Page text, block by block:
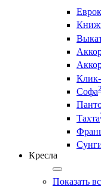
Софа2
Тахта
Кресла
Показать